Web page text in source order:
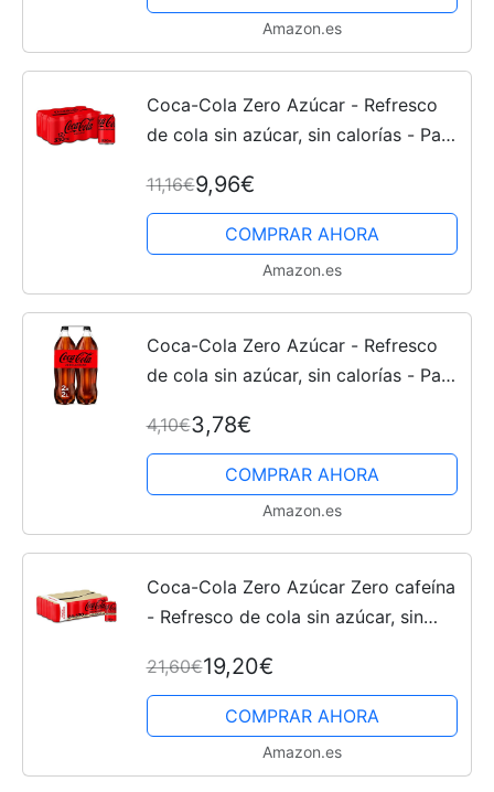
Amazon.es
Coca-Cola Zero Azúcar - Refresco
de cola sin azúcar, sin calorías - Pack
11,16€9,96€
COMPRAR AHORA
Amazon.es
Coca-Cola Zero Azúcar - Refresco
de cola sin azúcar, sin calorías - Pack
4,10€3,78€
COMPRAR AHORA
Amazon.es
Coca-Cola Zero Azúcar Zero cafeína
- Refresco de cola sin azúcar, sin
330 ml
21,60€19,20€
COMPRAR AHORA
Amazon.es